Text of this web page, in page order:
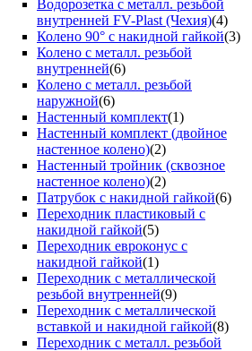
Водорозетка с металл. резьбой
внутренней FV-Plast (Чехия)(4)
Колено 90° с накидной гайкой(3)
Колено с металл. резьбой
внутренней(6)
Колено с металл. резьбой
наружной(6)
Настенный комплект(1)
Настенный комплект (двойное
настенное колено)(2)
Настенный тройник (сквозное
настенное колено)(2)
Патрубок с накидной гайкой(6)
Переходник пластиковый с
накидной гайкой(5)
Переходник евроконус с
накидной гайкой(1)
Переходник с металлической
резьбой внутренней(9)
Переходник с металлической
вставкой и накидной гайкой(8)
Переходник с металл. резьбой